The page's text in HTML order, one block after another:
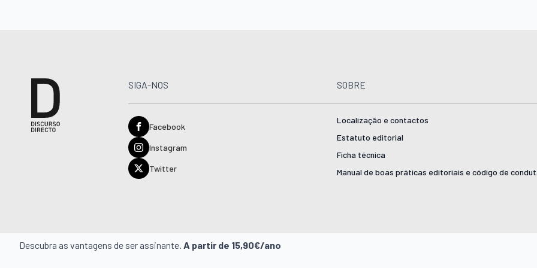
SIGA-NOS
Facebook
Instagram
Twitter
SOBRE
Localização e contactos
Estatuto editorial
Ficha técnica
Manual de boas práticas editoriais e código de
Descubra as vantagens de ser assinante. A partir de 15,90€/ano